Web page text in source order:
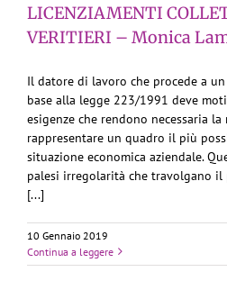
LICENZIAMENTI
VERITIERI – Monica
Il datore di lavoro che procede a
base alla legge 223/1991 deve
esigenze che rendono necessaria
rappresentare un quadro il più
situazione economica aziendale.
palesi irregolarità che travolgano il
[...]
10 Gennaio 2019
Continua a leggere